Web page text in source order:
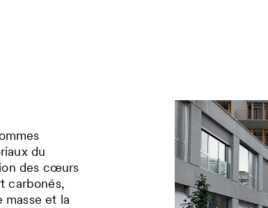
du
des cœurs
carbonés,
masse et la